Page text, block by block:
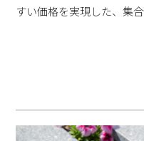
すい価格を実現した、集